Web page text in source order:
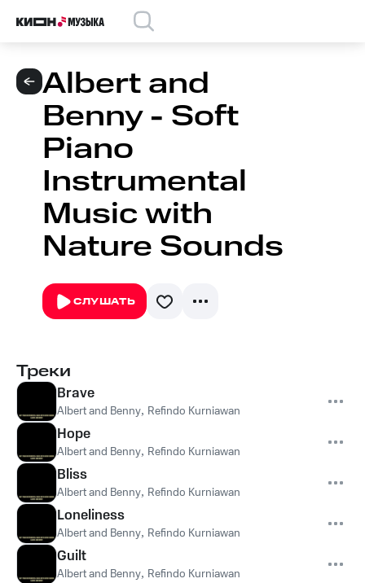
Albert and
Benny - Soft
Piano
Instrumental
Music with
Nature Sounds
СЛУШАТЬ
Треки
Brave
Albert and Benny, Refindo Kurniawan
Hope
Albert and Benny, Refindo Kurniawan
Bliss
Albert and Benny, Refindo Kurniawan
Loneliness
Albert and Benny, Refindo Kurniawan
Guilt
Albert and Benny, Refindo Kurniawan